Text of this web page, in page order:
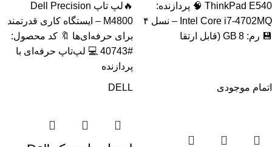
ThinkPad E540 🧠 پردازنده:
Intel Core i7‑4702MQ – نسل ۴
💾 رم: 8 GB (قابل ارتقا
🔥لپ تاپ Dell Precision
M4800 – ایستگاه کاری قدرتمند
برای حرفه‌ای‌ها 🔖 کد محصول:
#40743 💻 لپ‌تاپ حرفه‌ای با
پردازنده
اتمام موجودی DELL